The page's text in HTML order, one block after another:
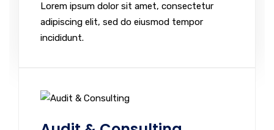
Lorem ipsum dolor sit amet, consectetur
adipiscing elit, sed do eiusmod tempor
incididunt.